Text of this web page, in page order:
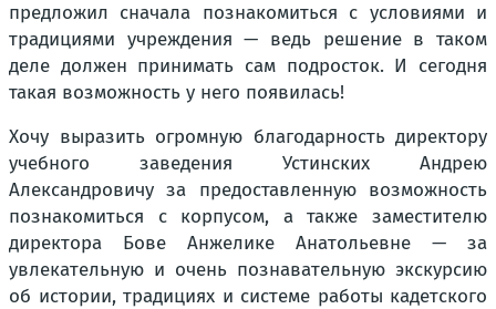
предложил сначала познакомиться с условиями и
традициями учреждения — ведь решение в таком
деле должен принимать сам подросток. И сегодня
такая возможность у него появилась!
Хочу выразить огромную благодарность директору
учебного заведения Устинских Андрею
Александровичу за предоставленную возможность
познакомиться с корпусом, а также заместителю
директора Бове Анжелике Анатольевне — за
увлекательную и очень познавательную экскурсию
об истории, традициях и системе работы кадетского